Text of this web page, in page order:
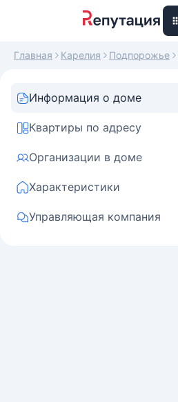
Главная Карелия Подпорожье
Информация о доме
Квартиры по адресу
Организации в доме
Характеристики
Управляющая компания